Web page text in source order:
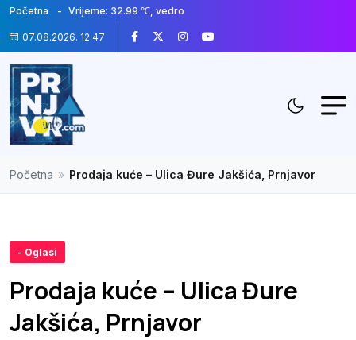
Početna Vrijeme: 32.99 ℃, vedro
07.08.2026. 12:47
Početna » Prodaja kuće – Ulica Đure Jakšića, Prnjavor
- Oglasi
Prodaja kuće – Ulica Đure
Jakšića, Prnjavor